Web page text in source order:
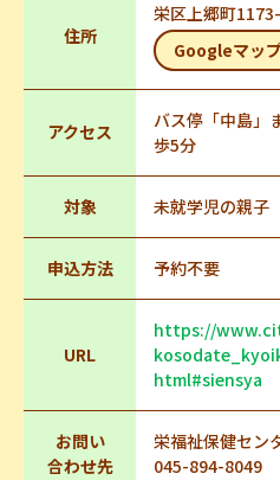
住所
栄区上郷町
Googleマッ
アクセス
バス停「中島」
歩5分
対象 未就学児の親子
申込方法 予約不要
URL
https://
html#siensya
お問い
合わせ先
栄福祉保健セン
045-894-8049